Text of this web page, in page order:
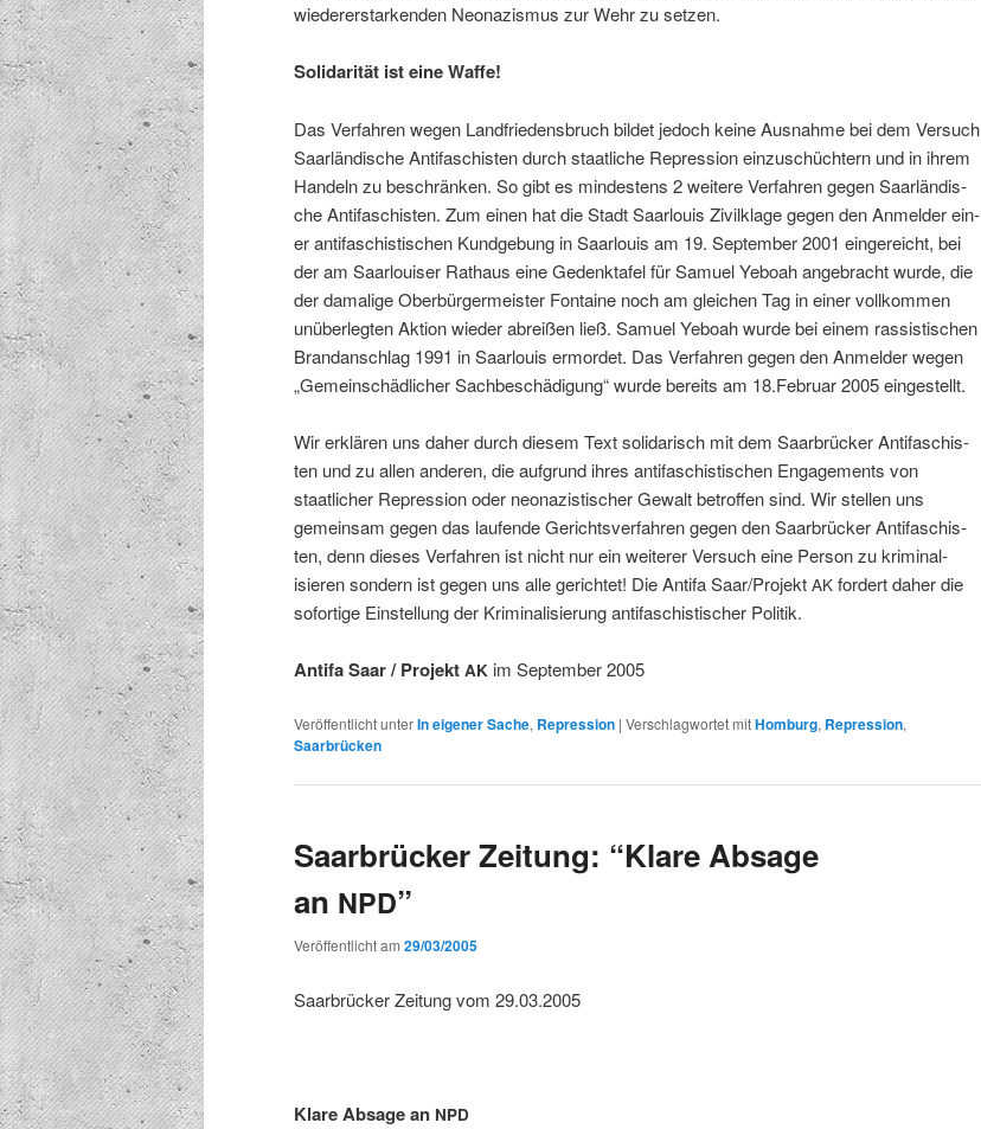
wieder­erstark­enden Neon­azis­mus zur Wehr zu setzen.
Sol­i­dar­ität ist eine Waffe!
Das Ver­fahren wegen Land­friedens­bruch bildet jedoch keine Aus­nahme bei dem Ver­such
Saar­ländis­che Antifaschis­ten durch staatliche Repres­sion einzuschüchtern und in ihrem
Han­deln zu beschränken. So gibt es min­destens 2 weit­ere Ver­fahren gegen Saar­ländis­
che Antifaschis­ten. Zum einen hat die Stadt Saar­louis Zivilk­lage gegen den Anmelder ein­
er antifaschis­tis­chen Kundge­bung in Saar­louis am 19. Sep­tem­ber 2001 ein­gere­icht, bei
der am Saar­louis­er Rathaus eine Gedenk­tafel für Samuel Yeboah ange­bracht wurde, die
der dama­lige Ober­bürg­er­meis­ter Fontaine noch am gle­ichen Tag in ein­er vol­lkom­men
unüber­legten Aktion wieder abreißen ließ. Samuel Yeboah wurde bei einem ras­sis­tis­chen
Bran­dan­schlag 1991 in Saar­louis ermordet. Das Ver­fahren gegen den Anmelder wegen
„Gemein­schädlich­er Sachbeschädi­gung“ wurde bere­its am 18.Februar 2005 eingestellt.
Wir erk­lären uns daher durch diesem Text sol­i­darisch mit dem Saar­brück­er Antifaschis­
ten und zu allen anderen, die auf­grund ihres antifaschis­tis­chen Engage­ments von
staatlich­er Repres­sion oder neon­azis­tis­ch­er Gewalt betrof­fen sind. Wir stellen uns
gemein­sam gegen das laufende Gerichtsver­fahren gegen den Saar­brück­er Antifaschis­
ten, denn dieses Ver­fahren ist nicht nur ein weit­er­er Ver­such eine Per­son zu krim­i­nal­
isieren son­dern ist gegen uns alle gerichtet! Die Antifa Saar/Projekt AK fordert daher die
sofor­tige Ein­stel­lung der Krim­i­nal­isierung antifaschis­tis­ch­er Politik.
Antifa Saar / Pro­jekt AK im Sep­tem­ber 2005
Veröffentlicht unterIn eigener Sache, Repression | Verschlagwortet mitHomburg, Repression,
Saarbrücken
Saarbrücker Zeitung: “Klare Absage
an NPD”
Veröffentlicht am 29/03/2005
Saar­brück­er Zeitung vom 29.03.2005
Klare Absage an NPD